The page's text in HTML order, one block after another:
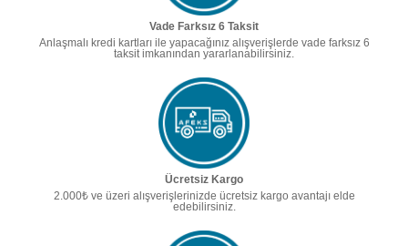
Vade Farksız 6 Taksit
Anlaşmalı kredi kartları ile yapacağınız alışverişlerde vade farksız 6
taksit imkanından yararlanabilirsiniz.
Ücretsiz Kargo
2.000₺ ve üzeri alışverişlerinizde ücretsiz kargo avantajı elde
edebilirsiniz.